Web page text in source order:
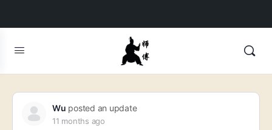
Wu posted an update
11 months ago